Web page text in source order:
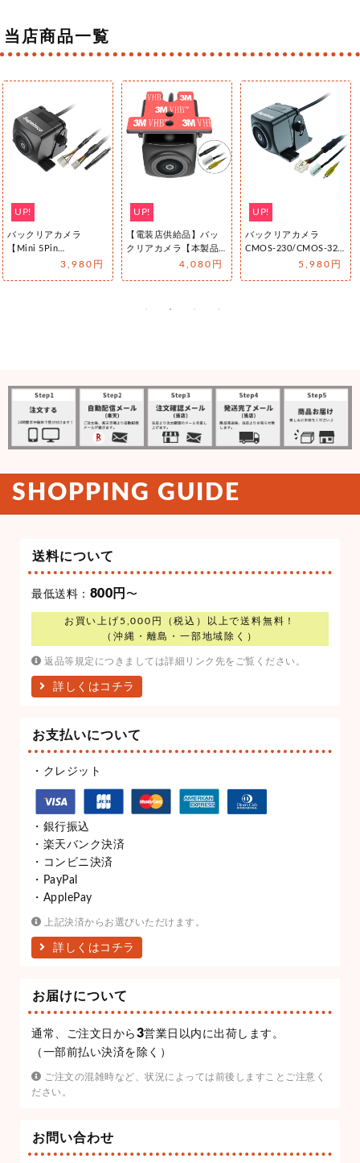
当店商品一覧
UP!
バックリアカメラ
【Mini 5Pin
KENWOODカプラー接
3,980円
UP!
【電装店供給品】バッ
クリアカメラ【本製品
は置換用途に適してお
4,080円
UP!
バックリアカメラ
CMOS-230/CMOS-320
互換【本製品は延長線
5,980円
SHOPPING GUIDE
送料について
最低送料： 800円 〜
お買い上げ5,000円（税込）以上で送料無料！
（沖縄・離島・一部地域除く）
返品等規定につきましては詳細リンク先をご覧ください。
詳しくはコチラ
お支払いについて
・クレジット
・銀行振込
・楽天バンク決済
・コンビニ決済
・PayPal
・ApplePay
上記決済からお選びいただけます。
詳しくはコチラ
お届けについて
通常、ご注文日から 3営業日以内に出荷します。
（一部前払い決済を除く）
ご注文の混雑時など、状況によっては前後しますことご注意く
ださい。
お問い合わせ